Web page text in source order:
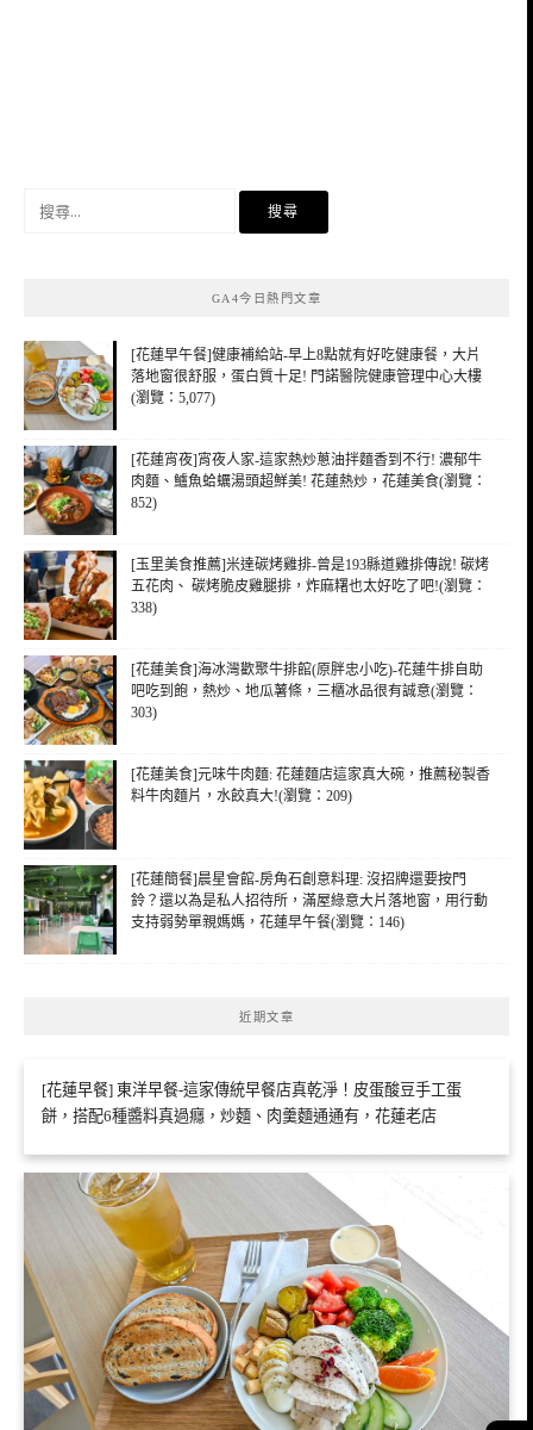
GA4今日熱門文章
[花蓮早午餐]健康補給站-早上8點就有好吃健康餐，大片
落地窗很舒服，蛋白質十足! 門諾醫院健康管理中心大樓
(瀏覽：5,077)
[花蓮宵夜]宵夜人家-這家熱炒蔥油拌麵香到不行! 濃郁牛
肉麵、鱸魚蛤蠣湯頭超鮮美! 花蓮熱炒，花蓮美食(瀏覽：
852)
[玉里美食推薦]米達碳烤雞排-曾是193縣道雞排傳說! 碳烤
五花肉、 碳烤脆皮雞腿排，炸麻糬也太好吃了吧!(瀏覽：
338)
[花蓮美食]海冰灣歡聚牛排館(原胖忠小吃)-花蓮牛排自助
吧吃到飽，熱炒、地瓜薯條，三櫃冰品很有誠意(瀏覽：
303)
[花蓮美食]元味牛肉麵: 花蓮麵店這家真大碗，推薦秘製香
料牛肉麵片，水餃真大!(瀏覽：209)
[花蓮簡餐]晨星會館-房角石創意料理: 沒招牌還要按門
鈴？還以為是私人招待所，滿屋綠意大片落地窗，用行動
支持弱勢單親媽媽，花蓮早午餐(瀏覽：146)
近期文章
[花蓮早餐] 東洋早餐-這家傳統早餐店真乾淨！皮蛋酸豆手工蛋
餅，搭配6種醬料真過癮，炒麵、肉羹麵通通有，花蓮老店